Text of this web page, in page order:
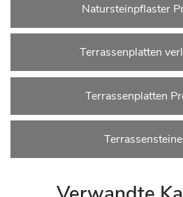
Natursteinpflaster
Terrassenplatten
Terrassenplatten
Terrassensteine